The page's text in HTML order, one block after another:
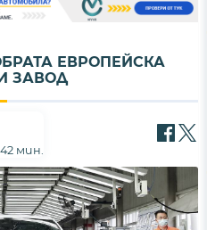
ЕВРОПЕЙСКА
ЗАВОД
мин.